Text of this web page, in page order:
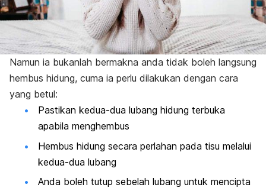
Namun ia bukanlah bermakna anda tidak boleh langsung
hembus hidung, cuma ia perlu dilakukan dengan cara
yang betul:
Pastikan kedua-dua lubang hidung terbuka
apabila menghembus
Hembus hidung secara perlahan pada tisu melalui
kedua-dua lubang
Anda boleh tutup sebelah lubang untuk mencipta